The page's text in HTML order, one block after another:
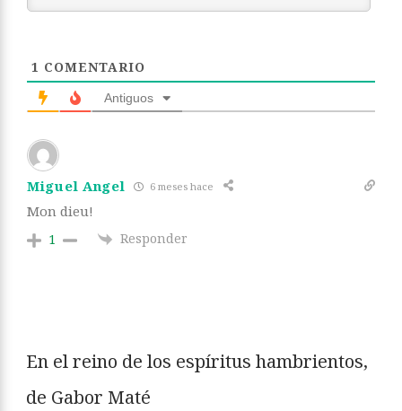
1 COMENTARIO
Antiguos
Miguel Angel 6 meses hace
Mon dieu!
1 Responder
En el reino de los espíritus hambrientos,
de Gabor Maté